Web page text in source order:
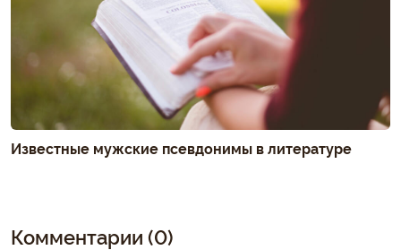
Известные мужские псевдонимы в литературе
Комментарии (0)